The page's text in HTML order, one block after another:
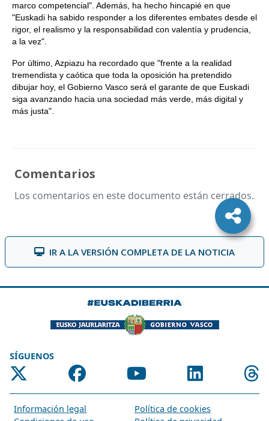
marco competencial". Además, ha hecho hincapié en que
"Euskadi ha sabido responder a los diferentes embates desde el
rigor, el realismo y la responsabilidad con valentía y prudencia,
a la vez".
Por último, Azpiazu ha recordado que "frente a la realidad
tremendista y caótica que toda la oposición ha pretendido
dibujar hoy, el Gobierno Vasco será el garante de que Euskadi
siga avanzando hacia una sociedad más verde, más digital y
más justa".
Comentarios
Los comentarios en este documento están cerrados.
IR A LA VERSIÓN COMPLETA DE LA NOTICIA
SÍGUENOS
Información legal
Política de cookies